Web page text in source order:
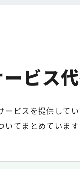
ビス
ービスを提供して
いてまとめていま